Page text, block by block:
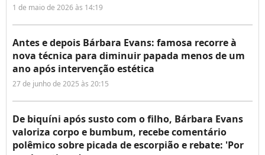
1 de maio de 2026 às 14:19
Antes e depois Bárbara Evans: famosa recorre à
nova técnica para diminuir papada menos de um
ano após intervenção estética
27 de junho de 2025 às 20:15
De biquíni após susto com o filho, Bárbara Evans
valoriza corpo e bumbum, recebe comentário
polêmico sobre picada de escorpião e rebate: 'Por